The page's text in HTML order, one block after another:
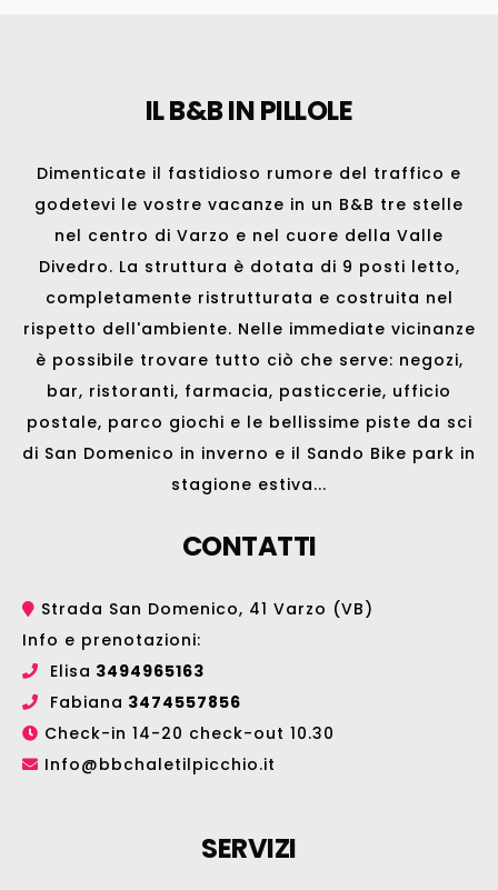
IL B&B IN PILLOLE
Dimenticate il fastidioso rumore del traffico e
godetevi le vostre vacanze in un B&B tre stelle
nel centro di Varzo e nel cuore della Valle
Divedro. La struttura è dotata di 9 posti letto,
completamente ristrutturata e costruita nel
rispetto dell'ambiente. Nelle immediate vicinanze
è possibile trovare tutto ciò che serve: negozi,
bar, ristoranti, farmacia, pasticcerie, ufficio
postale, parco giochi e le bellissime piste da sci
di San Domenico in inverno e il Sando Bike park in
stagione estiva...
CONTATTI
Strada San Domenico, 41 Varzo (VB)
Info e prenotazioni:
Elisa 3494965163
Fabiana 3474557856
Check-in 14-20 check-out 10.30
Info@bbchaletilpicchio.it
SERVIZI